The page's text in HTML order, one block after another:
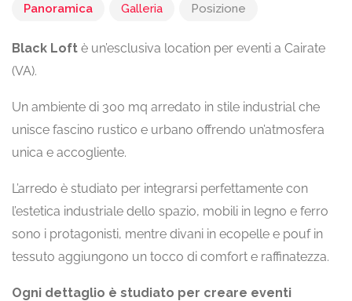
Panoramica Galleria Posizione
Black Loft è un’esclusiva location per eventi a Cairate
(VA). ​
Un ambiente di 300 mq arredato in stile industrial che
unisce fascino rustico e urbano offrendo un’atmosfera
unica e accogliente. ​​
L’arredo è studiato per integrarsi perfettamente con
l’estetica industriale dello spazio, mobili in legno e ferro
sono i protagonisti, mentre divani in ecopelle e pouf in
tessuto aggiungono un tocco di comfort e raffinatezza. ​
Ogni dettaglio è studiato per creare eventi